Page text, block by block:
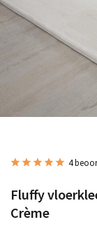
4
Fluffy
Crème